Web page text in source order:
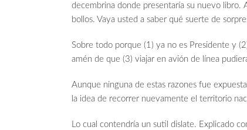
decembrina donde presentaría su nuevo libro.
bollos. Vaya usted a saber qué suerte de
Sobre todo porque (1) ya no es Presidente y
amén de que (3) viajar en avión de línea
Aunque ninguna de estas razones fue
la idea de recorrer nuevamente el territorio
Lo cual contendría un sutil dislate. Explicado